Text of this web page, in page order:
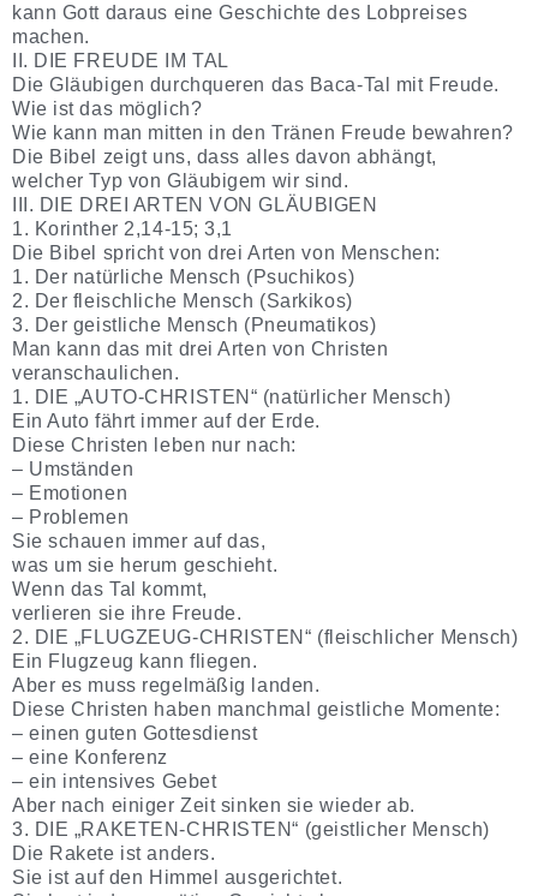
kann Gott daraus eine Geschichte des Lobpreises
machen.
II. DIE FREUDE IM TAL
Die Gläubigen durchqueren das Baca-Tal mit Freude.
Wie ist das möglich?
Wie kann man mitten in den Tränen Freude bewahren?
Die Bibel zeigt uns, dass alles davon abhängt,
welcher Typ von Gläubigem wir sind.
III. DIE DREI ARTEN VON GLÄUBIGEN
1. Korinther 2,14-15; 3,1
Die Bibel spricht von drei Arten von Menschen:
1. Der natürliche Mensch (Psuchikos)
2. Der fleischliche Mensch (Sarkikos)
3. Der geistliche Mensch (Pneumatikos)
Man kann das mit drei Arten von Christen
veranschaulichen.
1. DIE „AUTO-CHRISTEN“ (natürlicher Mensch)
Ein Auto fährt immer auf der Erde.
Diese Christen leben nur nach:
– Umständen
– Emotionen
– Problemen
Sie schauen immer auf das,
was um sie herum geschieht.
Wenn das Tal kommt,
verlieren sie ihre Freude.
2. DIE „FLUGZEUG-CHRISTEN“ (fleischlicher Mensch)
Ein Flugzeug kann fliegen.
Aber es muss regelmäßig landen.
Diese Christen haben manchmal geistliche Momente:
– einen guten Gottesdienst
– eine Konferenz
– ein intensives Gebet
Aber nach einiger Zeit sinken sie wieder ab.
3. DIE „RAKETEN-CHRISTEN“ (geistlicher Mensch)
Die Rakete ist anders.
Sie ist auf den Himmel ausgerichtet.